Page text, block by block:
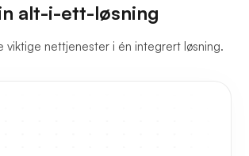
alt-i-ett-løsning
viktige nettjenester i én integrert løsning.